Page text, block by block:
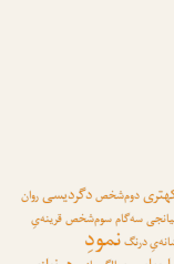
دوم‌شخصدگردیسیروان
سه‌گامسوم‌شخصقرینه‌یِ
درنگنمودِ